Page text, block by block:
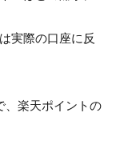
実際の口座に反
、楽天ポイントの